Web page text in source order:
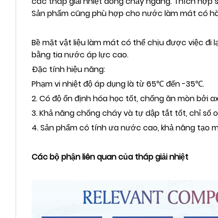
Sản phẩm cũng phù hợp cho nước làm mát có
Bề mặt vật liệu làm mát có thể chịu được việc
bằng tia nước áp lực cao.
Đặc tính hiệu năng:
Phạm vi nhiệt độ áp dụng là từ 65℃ đến -35℃.
2. Có độ ổn định hóa học tốt, chống ăn mòn bởi
3. Khả năng chống cháy và tự dập tắt tốt, chỉ số
4. Sản phẩm có tính ưa nước cao, khả năng tạo
Các bộ phận liên quan của tháp giải nhiệt